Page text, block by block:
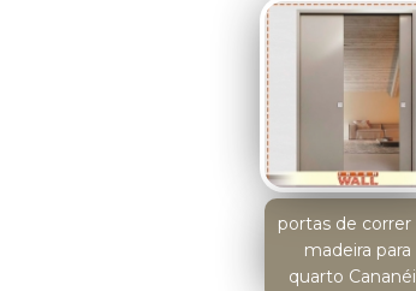
portas de correr
madeira para
quarto